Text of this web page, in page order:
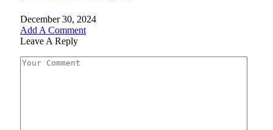
December 30, 2024
Add A Comment
Leave A Reply